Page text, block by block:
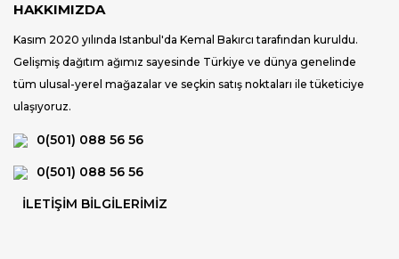
HAKKIMIZDA
Kasım 2020 yılında Istanbul'da Kemal Bakırcı tarafından kuruldu.
Gelişmiş dağıtım ağımız sayesinde Türkiye ve dünya genelinde
tüm ulusal-yerel mağazalar ve seçkin satış noktaları ile tüketiciye
ulaşıyoruz.
0(501) 088 56 56
0(501) 088 56 56
İLETİŞİM BİLGİLERİMİZ